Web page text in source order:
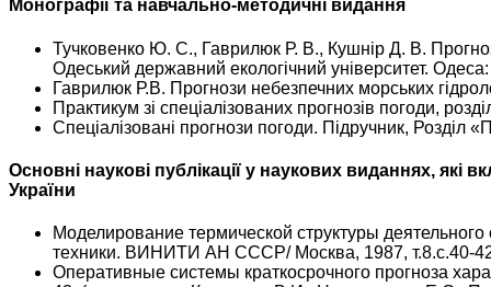
Монографії та навчально-методичні видання
Тучковенко Ю. С., Гаврилюк Р. В., Кушнір Д. В.
Одеський державний екологічний університет.
Гаврилюк Р.В. Прогнози небезпечних морських
Практикум зі спеціалізованих прогнозів погоди,
Спеціалізовані прогнози погоди. Підручник, Розділ
Основні наукові публікації у наукових виданнях,
України
Моделирование термической структуры
техники. ВИНИТИ АН СССР/ Москва, 1987, т.8.с.40-
Оперативные системы краткосрочного прогноза